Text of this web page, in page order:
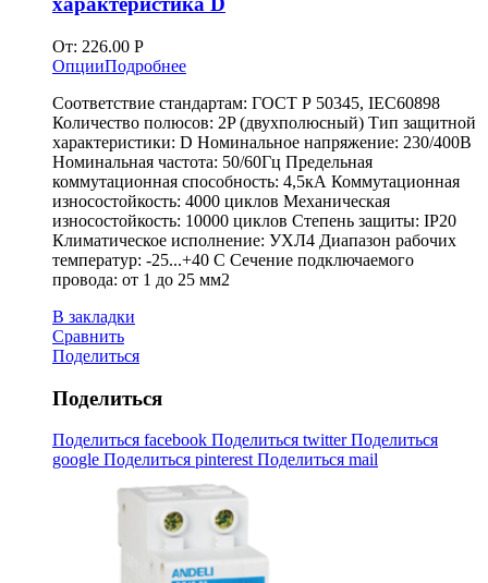
От: 226.00 Р
ОпцииПодробнее
Соответствие стандартам: ГОСТ Р 50345, IEC60898
Количество полюсов: 2P (двухполюсный) Тип защитной
характеристики: D Номинальное напряжение: 230/400В
Номинальная частота: 50/60Гц Предельная
коммутационная способность: 4,5кА Коммутационная
износостойкость: 4000 циклов Механическая
износостойкость: 10000 циклов Степень защиты: IP20
Климатическое исполнение: УХЛ4 Диапазон рабочих
температур: -25...+40 С Сечение подключаемого
провода: от 1 до 25 мм2
В закладки
Сравнить
Поделиться
Поделиться
Поделиться facebook Поделиться twitterПоделиться
google Поделиться pinterest Поделиться mail